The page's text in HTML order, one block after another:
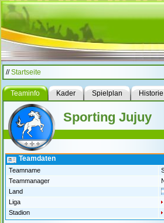
//Startseite
Teaminfo Kader Spielplan Historie
Sporting Jujuy
Teamdaten
Teamname
Teammanager
Land
Liga
Stadion